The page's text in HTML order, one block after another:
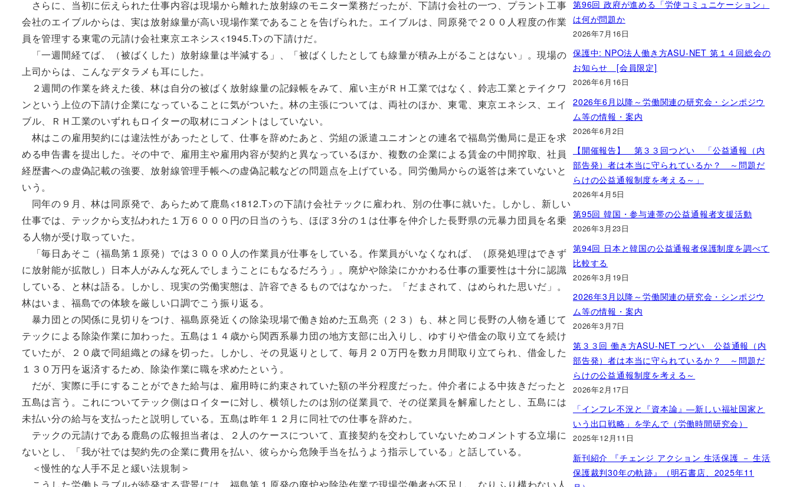
さらに、当初に伝えられた仕事内容は現場から離れた放射線のモニター業務だったが、下請け会社の一つ、プラント工事
会社のエイブルからは、実は放射線量が高い現場作業であることを告げられた。エイブルは、同原発で２００人程度の作業
員を管理する東電の元請け会社東京エネシス<1945.T>の下請けだ。
「一週間経てば、（被ばくした）放射線量は半減する」、「被ばくしたとしても線量が積み上がることはない」。現場の
上司からは、こんなデタラメも耳にした。
２週間の作業を終えた後、林は自分の被ばく放射線量の記録帳をみて、雇い主がＲＨ工業ではなく、鈴志工業とテイクワ
ンという上位の下請け企業になっていることに気がついた。林の主張については、両社のほか、東電、東京エネシス、エイ
ブル、ＲＨ工業のいずれもロイターの取材にコメントはしていない。
林はこの雇用契約には違法性があったとして、仕事を辞めたあと、労組の派遣ユニオンとの連名で福島労働局に是正を求
める申告書を提出した。その中で、雇用主や雇用内容が契約と異なっているほか、複数の企業による賃金の中間搾取、社員
経歴書への虚偽記載の強要、放射線管理手帳への虚偽記載などの問題点を上げている。同労働局からの返答は来ていないと
いう。
同年の９月、林は同原発で、あらためて鹿島<1812.T>の下請け会社テックに雇われ、別の仕事に就いた。しかし、新しい
仕事では、テックから支払われた１万６０００円の日当のうち、ほぼ３分の１は仕事を仲介した長野県の元暴力団員を名乗
る人物が受け取っていた。
「毎日あそこ（福島第１原発）では３０００人の作業員が仕事をしている。作業員がいなくなれば、（原発処理はできず
に放射能が拡散し）日本人がみんな死んでしまうことにもなるだろう」。廃炉や除染にかかわる仕事の重要性は十分に認識
している、と林は語る。しかし、現実の労働実態は、許容できるものではなかった。「だまされて、はめられた思いだ」。
林はいま、福島での体験を厳しい口調でこう振り返る。
暴力団との関係に見切りをつけ、福島原発近くの除染現場で働き始めた五島亮（２３）も、林と同じ長野の人物を通じて
テックによる除染作業に加わった。五島は１４歳から関西系暴力団の地方支部に出入りし、ゆすりや借金の取り立てを続け
ていたが、２０歳で同組織との縁を切った。しかし、その見返りとして、毎月２０万円を数カ月間取り立てられ、借金した
１３０万円を返済するため、除染作業に職を求めたという。
だが、実際に手にすることができた給与は、雇用時に約束されていた額の半分程度だった。仲介者による中抜きだったと
五島は言う。これについてテック側はロイターに対し、横領したのは別の従業員で、その従業員を解雇したとし、五島には
未払い分の給与を支払ったと説明している。五島は昨年１２月に同社での仕事を辞めた。
テックの元請けである鹿島の広報担当者は、２人のケースについて、直接契約を交わしていないためコメントする立場に
ないとし、「我が社では契約先の企業に費用を払い、彼らから危険手当を払うよう指示している」と話している。
＜慢性的な人手不足と緩い法規制＞
第96回 政府が進める「労使コミュニケーション」
は何が問題か
2026年7月16日
保護中: NPO法人働き方ASU-NET 第１４回総会の
お知らせ [会員限定]
2026年6月16日
2026年6月以降～労働関連の研究会・シンポジウ
ム等の情報・案内
2026年6月2日
【開催報告】 第３３回つどい 「公益通報（内
部告発）者は本当に守られているか？ ～問題だ
らけの公益通報制度を考える～」
2026年4月5日
第95回 韓国・参与連帯の公益通報者支援活動
2026年3月23日
第94回 日本と韓国の公益通報者保護制度を調べて
比較する
2026年3月19日
2026年3月以降～労働関連の研究会・シンポジウ
ム等の情報・案内
2026年3月7日
第３３回 働き方ASU-NET つどい 公益通報（内
部告発）者は本当に守られているか？ ～問題だ
らけの公益通報制度を考える～
2026年2月17日
「インフレ不況と『資本論』―新しい福祉国家と
いう出口戦略」を学んで（労働時間研究会）
2025年12月11日
新刊紹介 『チェンジ アクション 生活保護 － 生活
保護裁判30年の軌跡』（明石書店、2025年11